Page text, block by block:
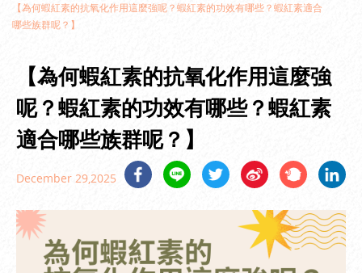
【為何蝦紅素的抗氧化作用這麼強呢？蝦紅素的功效有哪些？蝦紅素適合
哪些族群呢？】
【為何蝦紅素的抗氧化作用這麼強
呢？蝦紅素的功效有哪些？蝦紅素
適合哪些族群呢？】
December 29,2025